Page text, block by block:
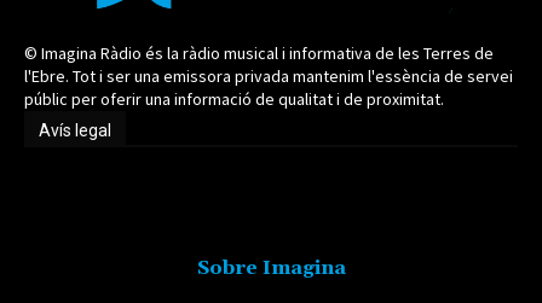
© Imagina Ràdio és la ràdio musical i informativa de les Terres de
l'Ebre. Tot i ser una emissora privada mantenim l'essència de servei
públic per oferir una informació de qualitat i de proximitat.
Avís legal
Sobre Imagina